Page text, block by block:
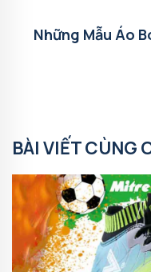
Những Mẫu Áo
BÀI VIẾT CÙNG